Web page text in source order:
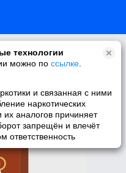
технологии
можно по ссылке
и связанная с ними
наркотических
аналогов причиняет
запрещён и влечёт
ответственность
версии для мобильных